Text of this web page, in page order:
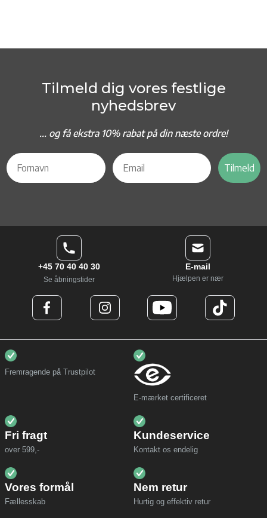
Tilmeld dig vores festlige
nyhedsbrev
... og få ekstra 10% rabat på din næste ordre!
Tilmeld
+45 70 40 40 30
Se åbningstider
E-mail
Hjælpen er nær
Fremragende på Trustpilot
E-mærket certificeret
Fri fragt
over 599,-
Kundeservice
Kontakt os endelig
Vores formål
Fællesskab
Nem retur
Hurtig og effektiv retur